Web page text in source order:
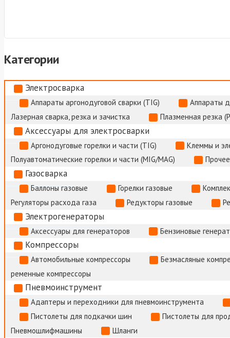
Категории
Электросварка
Аппараты аргонодуговой сварки (TIG)
Аппараты
Лазерная сварка, резка и зачистка
Плазменная резка
Аксессуары для электросварки
Аргонодуговые горелки и части (TIG)
Клеммы и
Полуавтоматические горелки и части (MIG/MAG)
Газосварка
Баллоны газовые Горелки газовые
Регуляторы расхода газа
Редукторы газовые
Электрогенераторы
Аксессуары для генераторов Бензиновые
Компрессоры
Автомобильные компрессоры
Безмасляные
ременные компрессоры
Пневмоинструмент
Адаптеры и переходники для пневмоинструмента
Пистолеты для подкачки шин
Пистолеты для
Пневмошлифмашины
Шланги